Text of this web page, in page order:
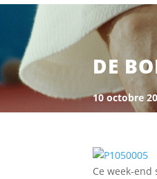
DE
10 octobre
Ce week-